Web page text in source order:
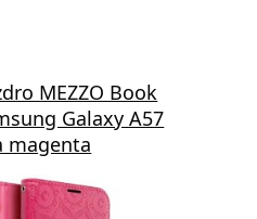
MEZZO Book
Galaxy A57
magenta